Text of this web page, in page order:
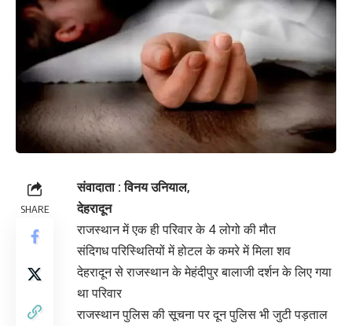
SHARE
संवादाता : विनय उनियाल,
देहरादून
राजस्थान में एक ही परिवार के 4 लोगो की मौत
संदिगध परिस्थितियों में होटल के कमरे में मिला शव
देहरादून से राजस्थान के मेहंदीपुर बालाजी दर्शन के लिए गया
था परिवार
राजस्थान पुलिस की सूचना पर दून पुलिस भी जुटी पड़ताल